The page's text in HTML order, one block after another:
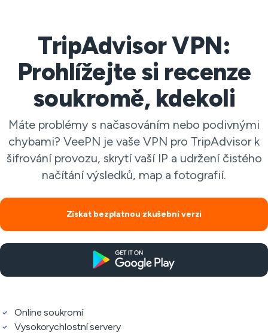
TripAdvisor VPN:
Prohlížejte si recenze
soukromě, kdekoli
Máte problémy s načasováním nebo podivnými
chybami? VeePN je vaše VPN pro TripAdvisor k
šifrování provozu, skrytí vaší IP a udržení čistého
načítání výsledků, map a fotografií.
Získat bezplatnou zkušební verzi
Online soukromí
Vysokorychlostní servery